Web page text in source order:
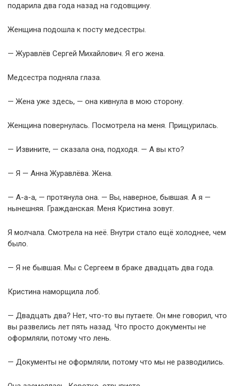
подарила два года назад на годовщину.
Женщина подошла к посту медсестры.
— Журавлёв Сергей Михайлович. Я его жена.
Медсестра подняла глаза.
— Жена уже здесь, — она кивнула в мою сторону.
Женщина повернулась. Посмотрела на меня. Прищурилась.
— Извините, — сказала она, подходя. — А вы кто?
— Я — Анна Журавлёва. Жена.
— А-а-а, — протянула она. — Вы, наверное, бывшая. А я —
нынешняя. Гражданская. Меня Кристина зовут.
Я молчала. Смотрела на неё. Внутри стало ещё холоднее, чем
было.
— Я не бывшая. Мы с Сергеем в браке двадцать два года.
Кристина наморщила лоб.
— Двадцать два? Нет, что-то вы путаете. Он мне говорил, что
вы развелись лет пять назад. Что просто документы не
оформляли, потому что лень.
— Документы не оформляли, потому что мы не разводились.